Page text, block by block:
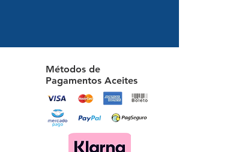
Métodos de
Pagamentos Aceites